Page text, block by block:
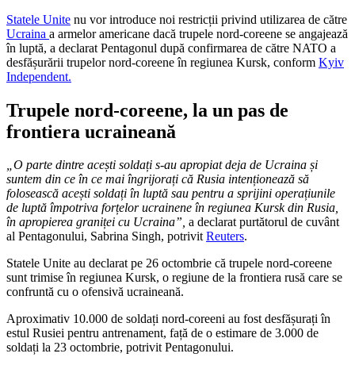
Statele Unite nu vor introduce noi restricții privind utilizarea de către
Ucraina a armelor americane dacă trupele nord-coreene se angajează
în luptă, a declarat Pentagonul după confirmarea de către NATO a
desfășurării trupelor nord-coreene în regiunea Kursk, conform Kyiv
Independent.
Trupele nord-coreene, la un pas de
frontiera ucraineană
„O parte dintre acești soldați s-au apropiat deja de Ucraina și
suntem din ce în ce mai îngrijorați că Rusia intenționează să
folosească acești soldați în luptă sau pentru a sprijini operațiunile
de luptă împotriva forțelor ucrainene în regiunea Kursk din Rusia,
în apropierea graniței cu Ucraina”, a declarat purtătorul de cuvânt
al Pentagonului, Sabrina Singh, potrivitReuters.
Statele Unite au declarat pe 26 octombrie că trupele nord-coreene
sunt trimise în regiunea Kursk, o regiune de la frontiera rusă care se
confruntă cu o ofensivă ucraineană.
Aproximativ 10.000 de soldați nord-coreeni au fost desfășurați în
estul Rusiei pentru antrenament, față de o estimare de 3.000 de
soldați la 23 octombrie, potrivit Pentagonului.